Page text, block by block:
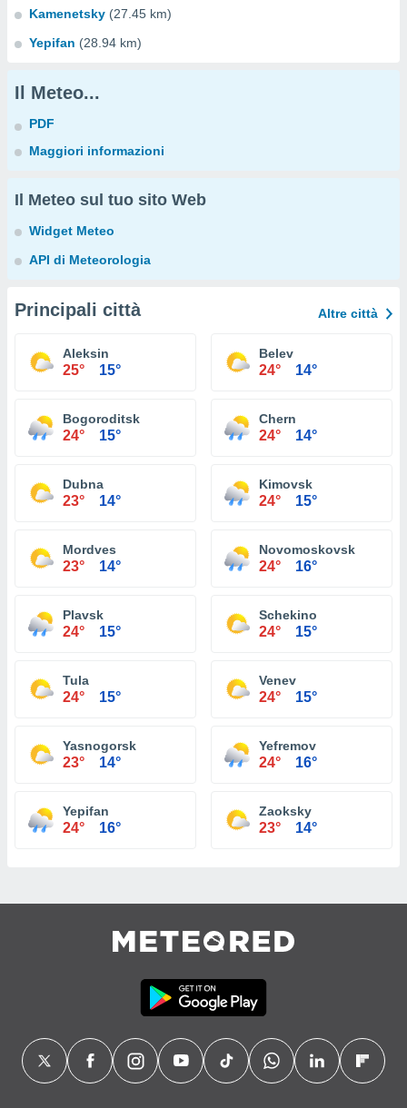
Kamenetsky (27.45 km)
Yepifan (28.94 km)
Il Meteo...
PDF
Maggiori informazioni
Il Meteo sul tuo sito Web
Widget Meteo
API di Meteorologia
Principali città Altre città
Aleksin
25° 15°
Belev
24° 14°
Bogoroditsk
24° 15°
Chern
24° 14°
Dubna
23° 14°
Kimovsk
24° 15°
Mordves
23° 14°
Novomoskovsk
24° 16°
Plavsk
24° 15°
Schekino
24° 15°
Tula
24° 15°
Venev
24° 15°
Yasnogorsk
23° 14°
Yefremov
24° 16°
Yepifan
24° 16°
Zaoksky
23° 14°